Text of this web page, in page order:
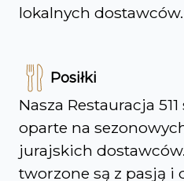
lokalnych dostawców.
Posiłki
Nasza Restauracja
oparte na
jurajskich
tworzone są z pasją i